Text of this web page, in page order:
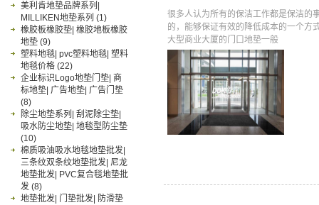
美利肯地垫品牌系列|
MILLIKEN地垫系列 (1)
橡胶板橡胶垫| 橡胶地板橡胶
地垫 (9)
塑料地毯| pvc塑料地毯| 塑料
地毯价格 (22)
企业标识Logo地垫门垫| 商
标地垫| 广告地垫| 广告门垫
(8)
除尘地垫系列| 刮泥除尘垫|
吸水防尘地垫| 地毯型防尘垫
(10)
棉质吸油吸水地毯地垫批发|
三条纹双条纹地垫批发| 尼龙
地垫批发| PVC复合毯地垫批
发 (8)
地垫批发| 门垫批发| 防滑垫
很多人认为所有的保洁工作都是保洁的
的，能够保证有效的降低成本的一个方
大型商业大厦的门口地垫一般